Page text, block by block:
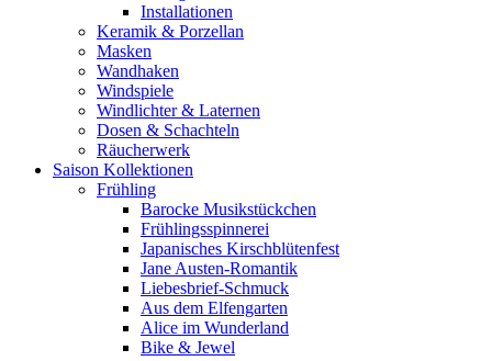
Installationen
Keramik & Porzellan
Masken
Wandhaken
Windspiele
Windlichter & Laternen
Dosen & Schachteln
Räucherwerk
Saison Kollektionen
Frühling
Barocke Musikstückchen
Frühlingsspinnerei
Japanisches Kirschblütenfest
Jane Austen-Romantik
Liebesbrief-Schmuck
Aus dem Elfengarten
Alice im Wunderland
Bike & Jewel